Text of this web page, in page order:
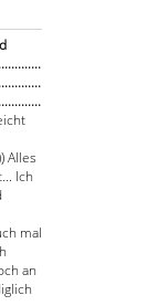
Alles
Ich
mal
an